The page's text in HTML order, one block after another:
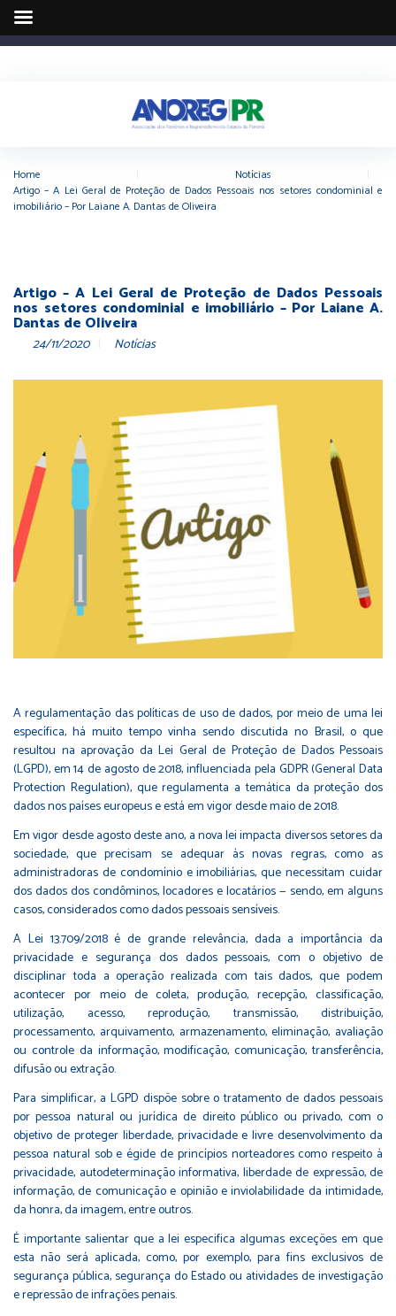
Home Notícias
Artigo – A Lei Geral de Proteção de Dados Pessoais nos setores condominial e
imobiliário – Por Laiane A. Dantas de Oliveira
Artigo – A Lei Geral de Proteção de Dados Pessoais
nos setores condominial e imobiliário – Por Laiane A.
Dantas de Oliveira
24/11/2020 Notícias
A regulamentação das políticas de uso de dados, por meio de uma lei
específica, há muito tempo vinha sendo discutida no Brasil, o que
resultou na aprovação da Lei Geral de Proteção de Dados Pessoais
(LGPD), em 14 de agosto de 2018, influenciada pela GDPR (General Data
Protection Regulation), que regulamenta a temática da proteção dos
dados nos países europeus e está em vigor desde maio de 2018.
Em vigor desde agosto deste ano, a nova lei impacta diversos setores da
sociedade, que precisam se adequar às novas regras, como as
administradoras de condomínio e imobiliárias, que necessitam cuidar
dos dados dos condôminos, locadores e locatários — sendo, em alguns
casos, considerados como dados pessoais sensíveis.
A Lei 13.709/2018 é de grande relevância, dada a importância da
privacidade e segurança dos dados pessoais, com o objetivo de
disciplinar toda a operação realizada com tais dados, que podem
acontecer por meio de coleta, produção, recepção, classificação,
utilização, acesso, reprodução, transmissão, distribuição,
processamento, arquivamento, armazenamento, eliminação, avaliação
ou controle da informação, modificação, comunicação, transferência,
difusão ou extração.
Para simplificar, a LGPD dispõe sobre o tratamento de dados pessoais
por pessoa natural ou jurídica de direito público ou privado, com o
objetivo de proteger liberdade, privacidade e livre desenvolvimento da
pessoa natural sob e égide de princípios norteadores como respeito à
privacidade, autodeterminação informativa, liberdade de expressão, de
informação, de comunicação e opinião e inviolabilidade da intimidade,
da honra, da imagem, entre outros.
É importante salientar que a lei especifica algumas exceções em que
esta não será aplicada, como, por exemplo, para fins exclusivos de
segurança pública, segurança do Estado ou atividades de investigação
e repressão de infrações penais.